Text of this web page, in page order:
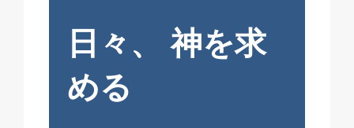
日々、
神を求
める